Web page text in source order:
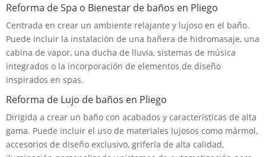
Reforma de Spa o Bienestar de baños en Pliego
Centrada en crear un ambiente relajante y lujoso en el baño.
Puede incluir la instalación de una bañera de hidromasaje, una
cabina de vapor, una ducha de lluvia, sistemas de música
integrados o la incorporación de elementos de diseño
inspirados en spas.
Reforma de Lujo de baños en Pliego
Dirigida a crear un baño con acabados y características de alta
gama. Puede incluir el uso de materiales lujosos como mármol,
accesorios de diseño exclusivo, grifería de alta calidad,